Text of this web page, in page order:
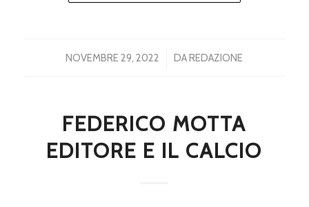
NOVEMBRE 29, 2022
/ DAREDAZIONE
FEDERICO MOTTA
EDITORE E IL CALCIO